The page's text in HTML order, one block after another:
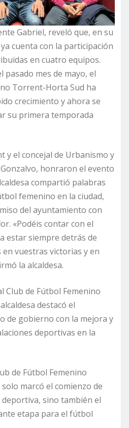
Gabriel, reveló que, en su
cuenta con la participación
en cuatro equipos.
pasado mes de mayo, el
Torrent-Horta Sud ha
crecimiento y ahora se
su primera temporada
y el concejal de Urbanismo y
honraron el evento
compartió palabras
femenino en la ciudad,
del ayuntamiento con
«Podéis contar con el
estar siempre detrás de
vuestras victorias y en
la alcaldesa.
Club de Fútbol Femenino
destacó el
de gobierno con la mejora y
deportivas en la
de Fútbol Femenino
marcó el comienzo de
sino también el
etapa para el fútbol